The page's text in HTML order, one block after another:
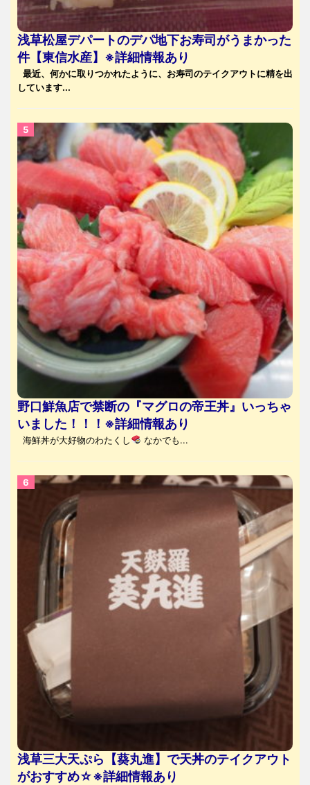
浅草松屋デパートのデパ地下お寿司がうまかった
件【東信水産】※詳細情報あり
最近、何かに取りつかれたように、お寿司のテイクアウトに精を出
しています...
野口鮮魚店で禁断の『マグロの帝王丼』いっちゃ
いました！！！※詳細情報あり
海鮮丼が大好物のわたくし なかでも...
浅草三大天ぷら【葵丸進】で天丼のテイクアウト
がおすすめ☆※詳細情報あり